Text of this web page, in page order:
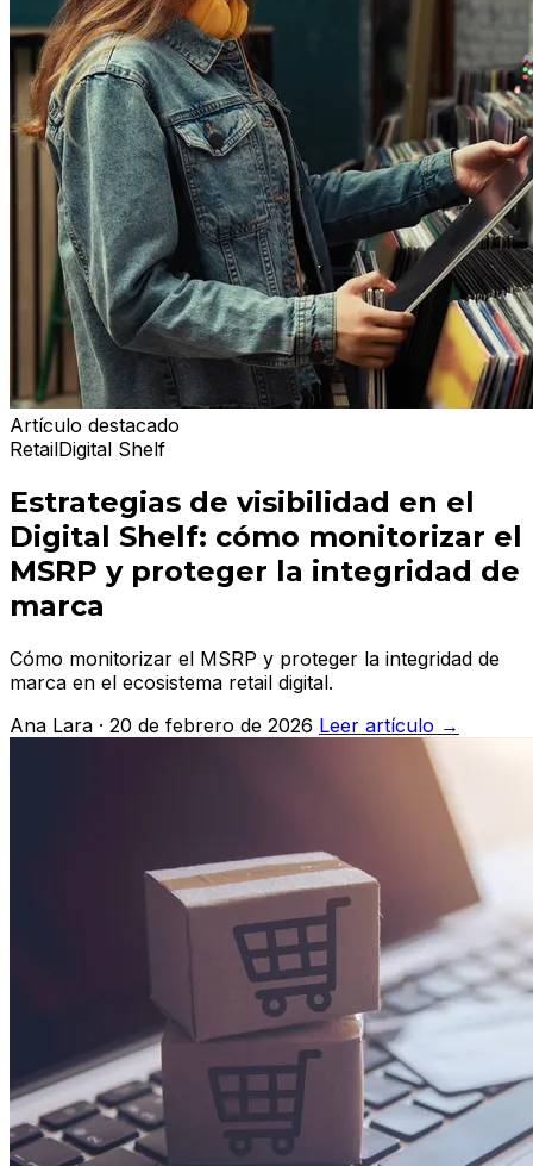
Artículo destacado
RetailDigital Shelf
Estrategias de visibilidad en el
Digital Shelf: cómo monitorizar el
MSRP y proteger la integridad de
marca
Cómo monitorizar el MSRP y proteger la integridad de
marca en el ecosistema retail digital.
Ana Lara · 20 de febrero de 2026 Leer artículo →